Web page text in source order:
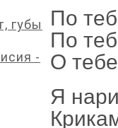
По
По
О
Я
губы
-